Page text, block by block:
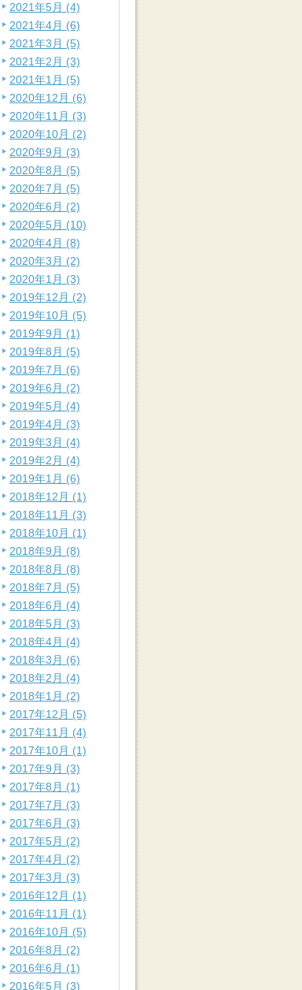
2021年5月 (4)
2021年4月 (6)
2021年3月 (5)
2021年2月 (3)
2021年1月 (5)
2020年12月 (6)
2020年11月 (3)
2020年10月 (2)
2020年9月 (3)
2020年8月 (5)
2020年7月 (5)
2020年6月 (2)
2020年5月 (10)
2020年4月 (8)
2020年3月 (2)
2020年1月 (3)
2019年12月 (2)
2019年10月 (5)
2019年9月 (1)
2019年8月 (5)
2019年7月 (6)
2019年6月 (2)
2019年5月 (4)
2019年4月 (3)
2019年3月 (4)
2019年2月 (4)
2019年1月 (6)
2018年12月 (1)
2018年11月 (3)
2018年10月 (1)
2018年9月 (8)
2018年8月 (8)
2018年7月 (5)
2018年6月 (4)
2018年5月 (3)
2018年4月 (4)
2018年3月 (6)
2018年2月 (4)
2018年1月 (2)
2017年12月 (5)
2017年11月 (4)
2017年10月 (1)
2017年9月 (3)
2017年8月 (1)
2017年7月 (3)
2017年6月 (3)
2017年5月 (2)
2017年4月 (2)
2017年3月 (3)
2016年12月 (1)
2016年11月 (1)
2016年10月 (5)
2016年8月 (2)
2016年6月 (1)
2016年5月 (3)